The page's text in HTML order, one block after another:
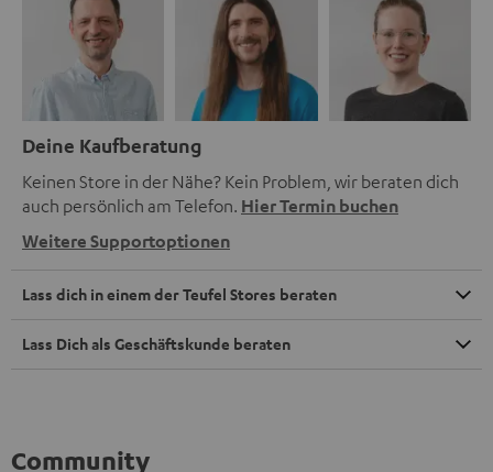
Deine Kaufberatung
Keinen Store in der Nähe? Kein Problem, wir beraten dich
auch persönlich am Telefon. Hier Termin buchen
Weitere Supportoptionen
Lass dich in einem der Teufel Stores beraten
Lass Dich als Geschäftskunde beraten
Community